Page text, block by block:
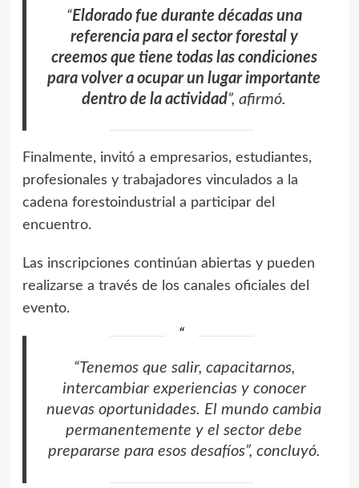
“Eldorado fue durante décadas una
referencia para el sector forestal y
creemos que tiene todas las condiciones
para volver a ocupar un lugar importante
dentro de la actividad”, afirmó.
Finalmente, invitó a empresarios, estudiantes,
profesionales y trabajadores vinculados a la
cadena forestoindustrial a participar del
encuentro.
Las inscripciones continúan abiertas y pueden
realizarse a través de los canales oficiales del
evento.
“Tenemos que salir, capacitarnos,
intercambiar experiencias y conocer
nuevas oportunidades. El mundo cambia
permanentemente y el sector debe
prepararse para esos desafíos”, concluyó.